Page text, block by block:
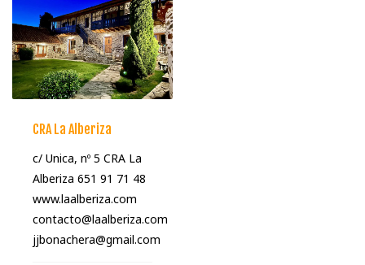
CRA La Alberiza
c/ Unica, nº 5 CRA La
Alberiza 651 91 71 48
www.laalberiza.com
contacto@laalberiza.com
jjbonachera@gmail.com